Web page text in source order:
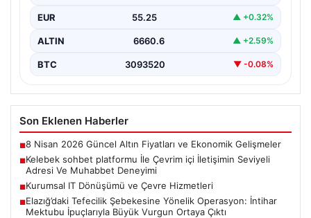
çeşitli…
EUR 55.25 ▲ +0.32%
ALTIN 6660.6 ▲ +2.59%
BTC 3093520 ▼ -0.08%
Son Eklenen Haberler
■8 Nisan 2026 Güncel Altın Fiyatları ve Ekonomik Gelişmeler
■Kelebek sohbet platformu İle Çevrim içi İletişimin Seviyeli
Adresi Ve Muhabbet Deneyimi
■Kurumsal IT Dönüşümü ve Çevre Hizmetleri
■Elazığ’daki Tefecilik Şebekesine Yönelik Operasyon: İntihar
Mektubu İpuçlarıyla Büyük Vurgun Ortaya Çıktı